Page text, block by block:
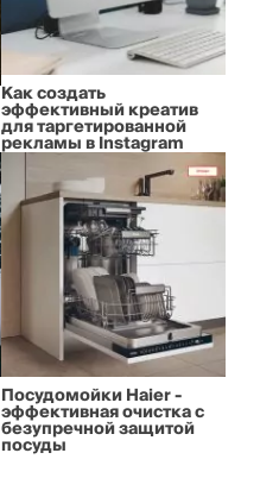
Как создать
эффективный креатив
для таргетированной
рекламы в Instagram
Посудомойки Haier -
эффективная очистка с
безупречной защитой
посуды